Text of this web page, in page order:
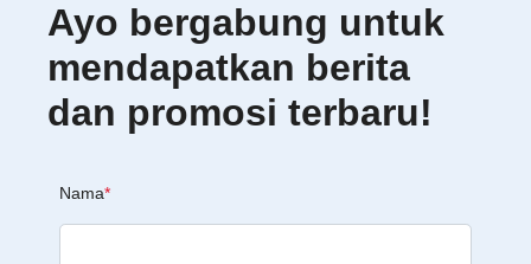
Ayo bergabung untuk
mendapatkan berita
dan promosi terbaru!
Nama*